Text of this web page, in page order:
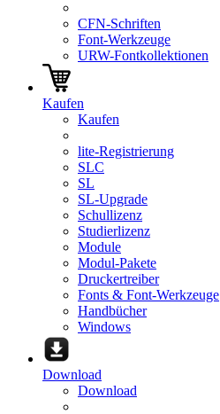
CFN-Schriften
Font-Werkzeuge
URW-Fontkollektionen
Kaufen
Kaufen
lite-Registrierung
SLC
SL
SL-Upgrade
Schullizenz
Studierlizenz
Module
Modul-Pakete
Druckertreiber
Fonts & Font-Werkzeuge
Handbücher
Windows
Download
Download